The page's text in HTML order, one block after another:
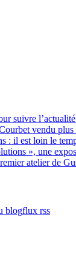
suivre
vendu plus
: il est loin le
», une
atelier de
blogflux rss